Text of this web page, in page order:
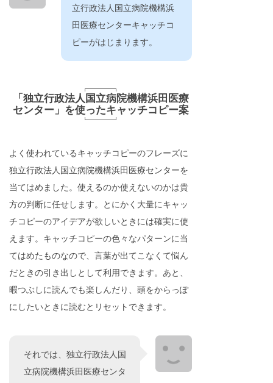
立行政法人国立病院機構浜
田医療センターキャッチコ
ピーがはじまります。
「独立行政法人国立病院機構浜田医療
センター」を使ったキャッチコピー案
よく使われているキャッチコピーのフレーズに
独立行政法人国立病院機構浜田医療センターを
当てはめました。使えるのか使えないのかは貴
方の判断に任せします。とにかく大量にキャッ
チコピーのアイデアが欲しいときには確実に使
えます。キャッチコピーの色々なパターンに当
てはめたものなので、言葉が出てこなくて悩ん
だときの引き出しとして利用できます。あと、
暇つぶしに読んでも楽しんだり、頭をからっぽ
にしたいときに読むとリセットできます。
それでは、独立行政法人国
立病院機構浜田医療センタ